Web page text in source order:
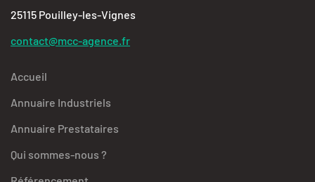
25115 Pouilley-les-Vignes
contact@mcc-agence.fr
Accueil
Annuaire Industriels
Annuaire Prestataires
Qui sommes-nous ?